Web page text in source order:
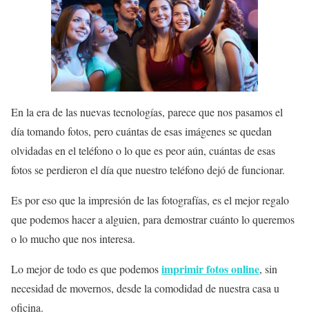
En la era de las nuevas tecnologías, parece que nos pasamos el
día tomando fotos, pero cuántas de esas imágenes se quedan
olvidadas en el teléfono o lo que es peor aún, cuántas de esas
fotos se perdieron el día que nuestro teléfono dejó de funcionar.
Es por eso que la impresión de las fotografías, es el mejor regalo
que podemos hacer a alguien, para demostrar cuánto lo queremos
o lo mucho que nos interesa.
Lo mejor de todo es que podemosimprimir fotos online, sin
necesidad de movernos, desde la comodidad de nuestra casa u
oficina.